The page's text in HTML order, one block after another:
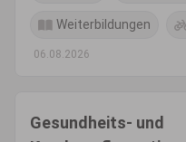
Weiterbildungen
06.08.2026
Gesundheits- und